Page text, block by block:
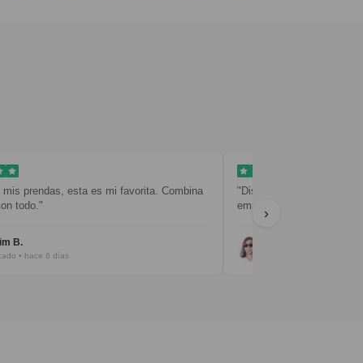
favorita. Combina
"Diseño limpio y sencillo. La entrega fue rápida y
empaquetado muy cuidado."
Verificado • hace 8 días
›